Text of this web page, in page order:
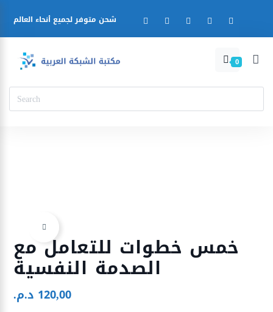
شحن متوفر لجميع أنحاء العالم
0
Ajouter à la liste d’envies
خمس خطوات للتعامل مع
الصدمة النفسية
120,00 د.م.